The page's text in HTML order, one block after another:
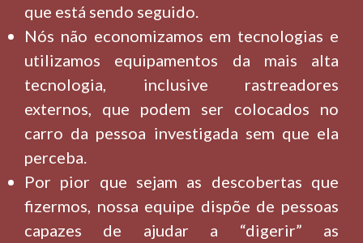
que está sendo seguido.
Nós não economizamos em tecnologias e
utilizamos equipamentos da mais alta
tecnologia, inclusive rastreadores
externos, que podem ser colocados no
carro da pessoa investigada sem que ela
perceba.
Por pior que sejam as descobertas que
fizermos, nossa equipe dispõe de pessoas
capazes de ajudar a “digerir” as